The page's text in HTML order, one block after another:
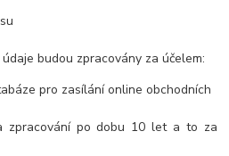
budou zpracovány za účelem:
pro zasílání online obchodních
zpracování po dobu 10 let a to za